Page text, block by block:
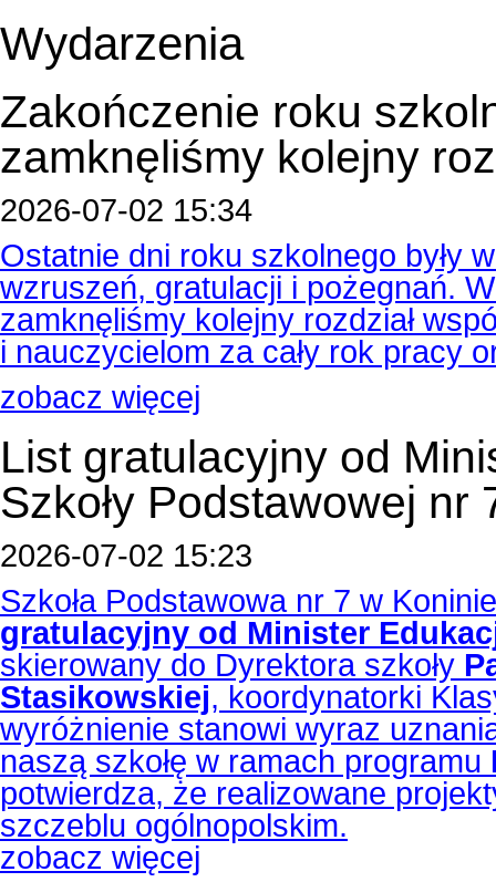
Wydarzenia
Zakończenie roku
zamknęliśmy kolejny
2026-07-02 15:34
Ostatnie dni roku szkolnego były
wzruszeń, gratulacji i pożegnań.
zamknęliśmy kolejny rozdział
i nauczycielom za cały rok pracy
zobacz więcej
List gratulacyjny od
Szkoły Podstawowej nr
2026-07-02 15:23
Szkoła Podstawowa nr 7 w
gratulacyjny od Minister
skierowany do Dyrektora szkoły
Stasikowskiej, koordynatorki
wyróżnienie stanowi wyraz
naszą szkołę w ramach programu
potwierdza, że realizowane
szczeblu ogólnopolskim.
zobacz więcej